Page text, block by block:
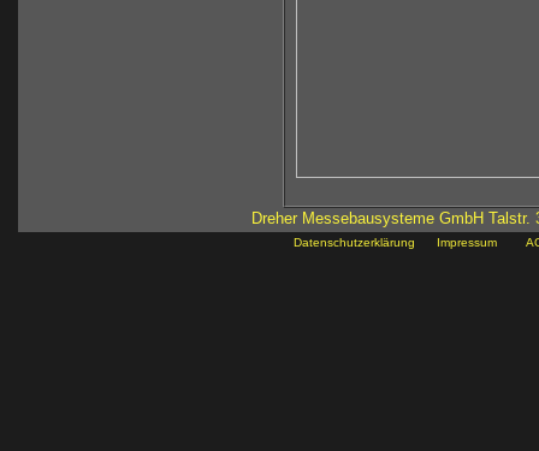
Dreher Messebausysteme GmbH
Datenschutzerklärung Impressum